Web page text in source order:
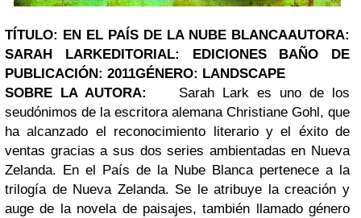
TÍTULO: EN EL PAÍS DE LA NUBE BLANCAAUTORA:
SARAH LARKEDITORIAL: EDICIONES BAÑO DE
PUBLICACIÓN: 2011GÉNERO: LANDSCAPE
SOBRE LA AUTORA:
Sarah Lark es uno de los
seudónimos de la escritora alemana Christiane Gohl, que
ha alcanzado el reconocimiento literario y el éxito de
ventas gracias a sus dos series ambientadas en Nueva
Zelanda. En el País de la Nube Blanca pertenece a la
trilogía de Nueva Zelanda. Se le atribuye la creación y
auge de la novela de paisajes, también llamado género